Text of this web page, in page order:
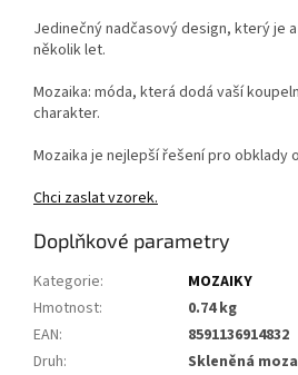
Jedinečný nadčasový design, který je
několik let.
Mozaika: móda, která dodá vaší
charakter.
Mozaika je nejlepší řešení pro obklady
Chci zaslat vzorek.
Doplňkové parametry
Kategorie:
MOZAIKY
Hmotnost:
0.74 kg
EAN:
8591136914832
Druh:
Skleněná